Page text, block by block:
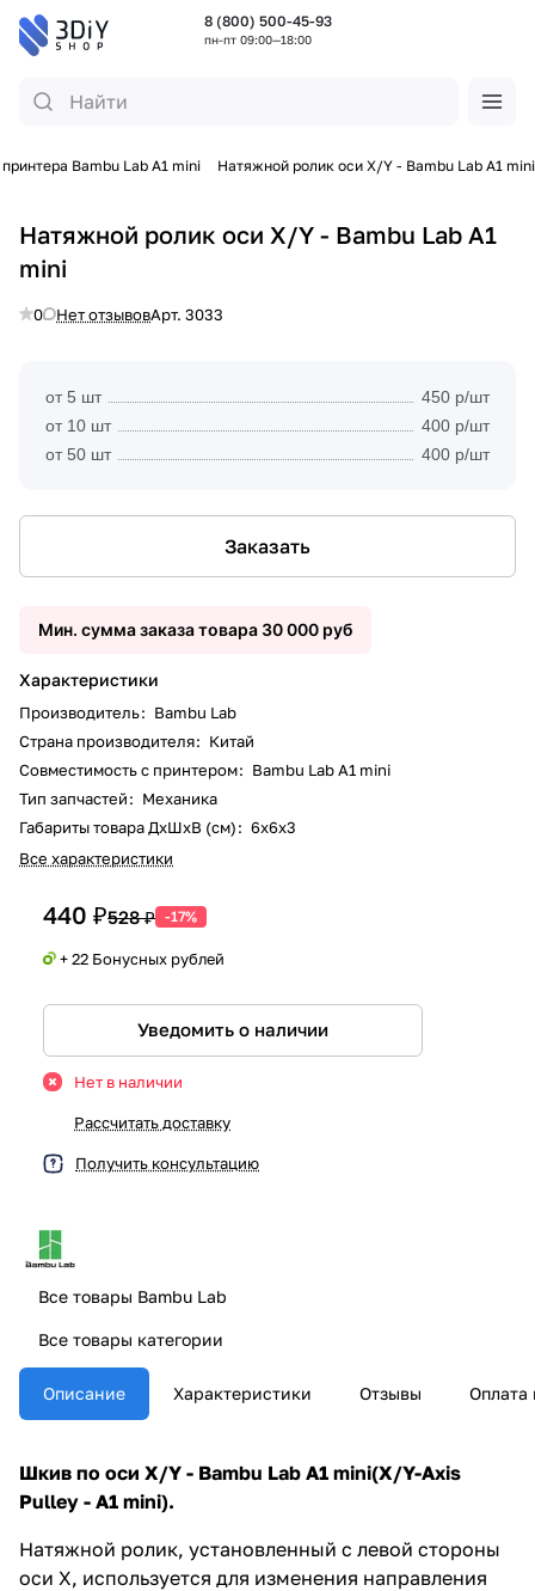
8 (800) 500-45-93
пн-пт 09:00—18:00
Bambu Lab A1 mini Натяжной ролик оси X/Y - Bambu Lab A1 mini
Натяжной ролик оси X/Y - Bambu Lab A1
mini
0 Нет отзывовАрт. 3033
от 5 шт
450 р/шт
от 10 шт
400 р/шт
от 50 шт
400 р/шт
Заказать
Мин. сумма заказа товара 30 000 руб
Характеристики
Производитель: Bambu Lab
Страна производителя: Китай
Совместимость с принтером: Bambu Lab A1 mini
Тип запчастей: Механика
Габариты товара ДxШxВ (см): 6x6x3
Все характеристики
440 ₽528 ₽ -17%
+ 22 Бонусных рублей
Уведомить о наличии
Нет в наличии
Рассчитать доставку
Получить консультацию
Все товары Bambu Lab
Все товары категории
Описание Характеристики Отзывы Оплата
Шкив по оси X/Y - Bambu Lab A1 mini(X/Y-Axis
Pulley - A1 mini).
Натяжной ролик, установленный с левой стороны
оси X, используется для изменения направления